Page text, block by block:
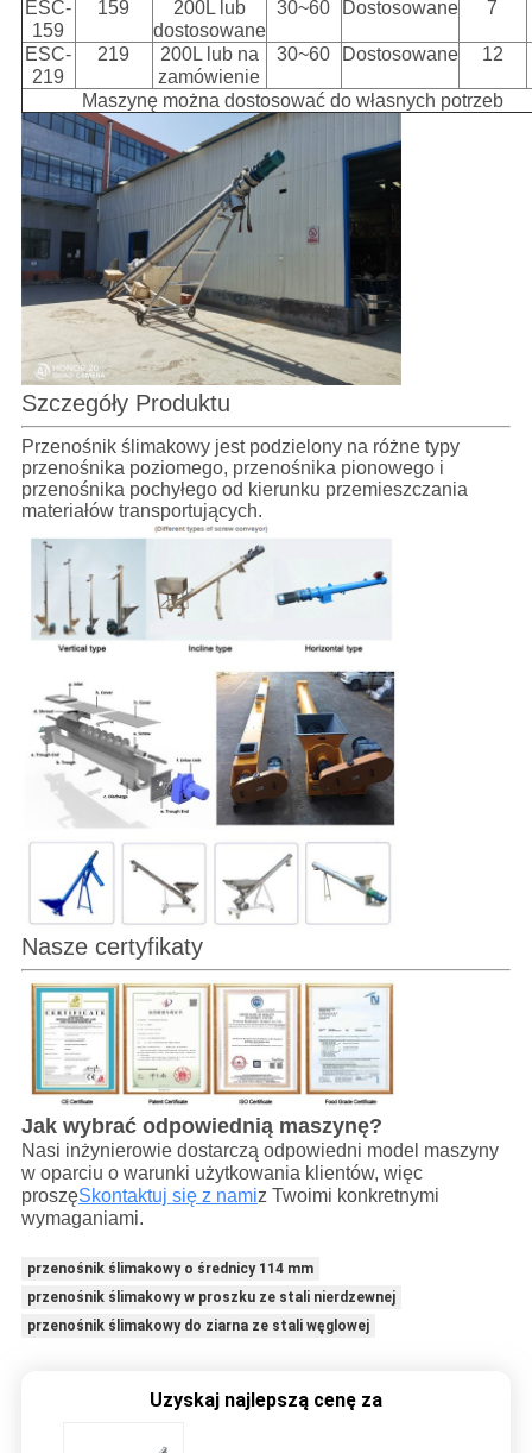
ESC-
159
159
200L lub
dostosowane
30~60 Dostosowane 7
ESC-
219
219
200L lub na
zamówienie
30~60 Dostosowane 12
Maszynę można dostosować do własnych potrzeb
Szczegóły Produktu
Przenośnik ślimakowy jest podzielony na różne typy
przenośnika poziomego, przenośnika pionowego i
przenośnika pochyłego od kierunku przemieszczania
materiałów transportujących.
Nasze certyfikaty
Jak wybrać odpowiednią maszynę?
Nasi inżynierowie dostarczą odpowiedni model maszyny
w oparciu o warunki użytkowania klientów, więc
proszęSkontaktuj się z namiz Twoimi konkretnymi
wymaganiami.
przenośnik ślimakowy o średnicy 114 mm
przenośnik ślimakowy w proszku ze stali nierdzewnej
przenośnik ślimakowy do ziarna ze stali węglowej
Uzyskaj najlepszą cenę za